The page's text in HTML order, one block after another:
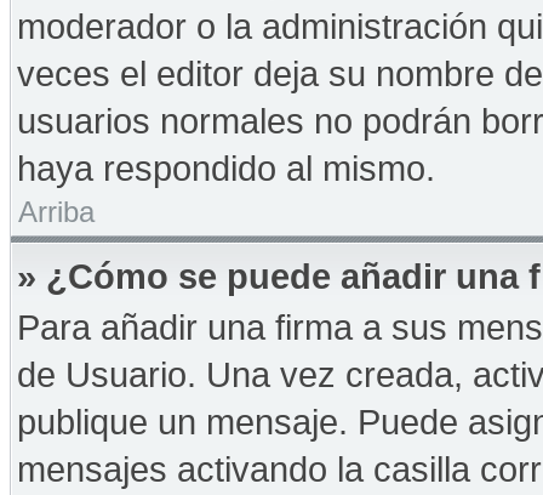
moderador o la administración
veces el editor deja su nombre
usuarios normales no podrán
haya respondido al mismo.
Arriba
» ¿Cómo se puede añadir una
Para añadir una firma a sus
de Usuario. Una vez creada,
publique un mensaje. Puede
mensajes activando la casilla